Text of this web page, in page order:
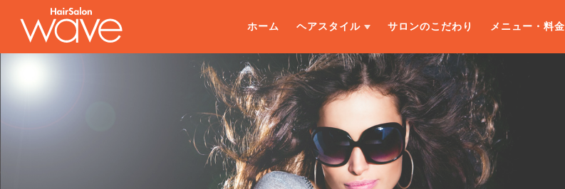
ホーム ヘアスタイル サロンのこだわり メニュー・料金